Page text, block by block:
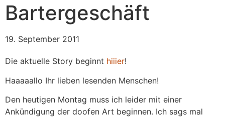
Bartergeschäft
19. September 2011
Die aktuelle Story beginnt hiiier!
Haaaaallo Ihr lieben lesenden Menschen!
Den heutigen Montag muss ich leider mit einer
Ankündigung der doofen Art beginnen. Ich sags mal